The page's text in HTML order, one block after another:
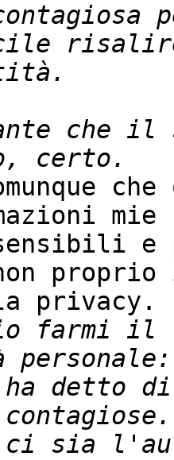
che il
mie
e
privacy.
farmi il
detto
ci sia